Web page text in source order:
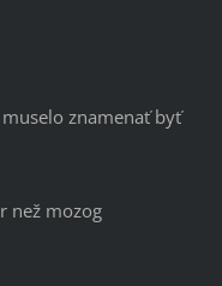
znamenať byť
než mozog